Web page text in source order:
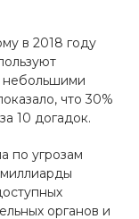
в 2018 году
небольшими
что 30%
10 догадок.
по угрозам
органов и